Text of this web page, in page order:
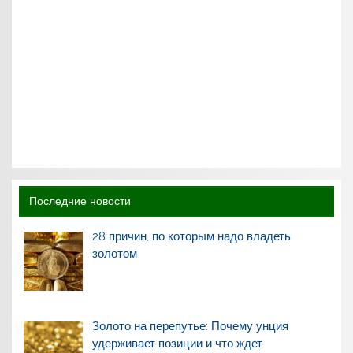
Последние новости
28 причин, по которым надо владеть
золотом
Золото на перепутье: Почему унция
удерживает позиции и что ждет